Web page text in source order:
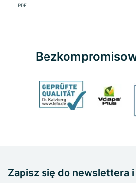
PDF
Zapisz się do newslettera